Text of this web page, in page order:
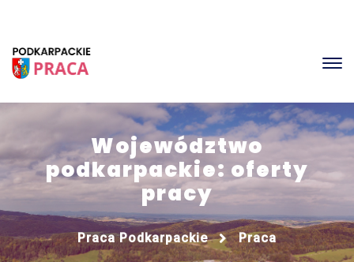
Województwo
podkarpackie: oferty
pracy
Praca Podkarpackie Praca